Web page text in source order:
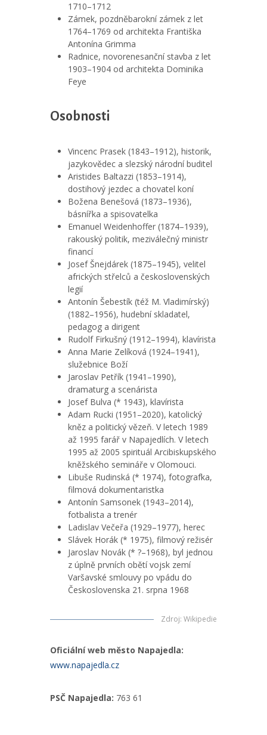
1710–1712
Zámek, pozdněbarokní zámek z let
1764–1769 od architekta Františka
Antonína Grimma
Radnice, novorenesanční stavba z let
1903–1904 od architekta Dominika
Feye
Osobnosti
Vincenc Prasek (1843–1912), historik,
jazykovědec a slezský národní buditel
Aristides Baltazzi (1853–1914),
dostihový jezdec a chovatel koní
Božena Benešová (1873–1936),
básnířka a spisovatelka
Emanuel Weidenhoffer (1874–1939),
rakouský politik, meziválečný ministr
financí
Josef Šnejdárek (1875–1945), velitel
afrických střelců a československých
legií
Antonín Šebestík (též M. Vladimírský)
(1882–1956), hudební skladatel,
pedagog a dirigent
Rudolf Firkušný (1912–1994), klavírista
Anna Marie Zelíková (1924–1941),
služebnice Boží
Jaroslav Petřík (1941–1990),
dramaturg a scenárista
Josef Bulva (* 1943), klavírista
Adam Rucki (1951–2020), katolický
kněz a politický vězeň. V letech 1989
až 1995 farář v Napajedlích. V letech
1995 až 2005 spirituál Arcibiskupského
kněžského semináře v Olomouci.
Libuše Rudinská (* 1974), fotografka,
filmová dokumentaristka
Antonín Samsonek (1943–2014),
fotbalista a trenér
Ladislav Večeřa (1929–1977), herec
Slávek Horák (* 1975), filmový režisér
Jaroslav Novák (* ?–1968), byl jednou
z úplně prvních obětí vojsk zemí
Varšavské smlouvy po vpádu do
Československa 21. srpna 1968
Zdroj: Wikipedie
Oficiální web město Napajedla:
www.napajedla.cz
PSČ Napajedla: 763 61